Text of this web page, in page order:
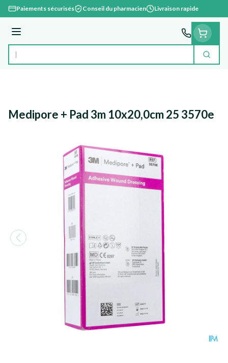
Aller au contenu
Paiements sécurisés Conseil du pharmacien Livraison rapide
Menu
Rechercher
Medipore + Pad 3m 10x20,0cm 25 3570e